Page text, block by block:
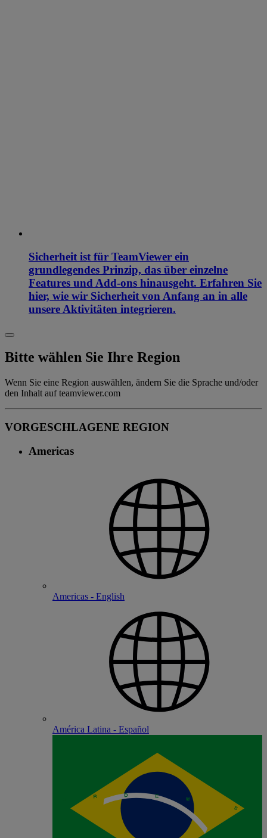
Sicherheit ist für TeamViewer ein
grundlegendes Prinzip, das über einzelne
Features und Add-ons hinausgeht. Erfahren Sie
hier, wie wir Sicherheit von Anfang an in alle
unsere Aktivitäten integrieren.
Bitte wählen Sie Ihre Region
Wenn Sie eine Region auswählen, ändern Sie die Sprache und/oder
den Inhalt auf teamviewer.com
VORGESCHLAGENE REGION
Americas
Americas - English
América Latina - Español